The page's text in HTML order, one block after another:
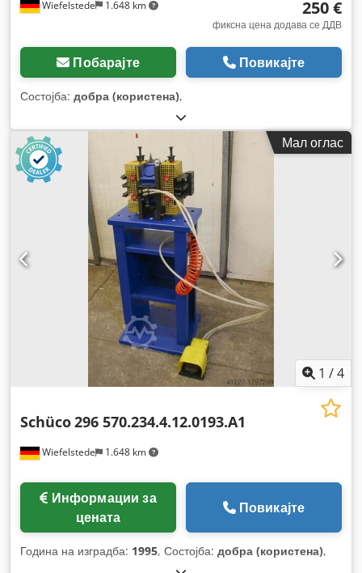
Wiefelstede 1.648 km 250 €
фиксна цена додава се ДДВ
Побарајте Повикајте
Состојба: добра (користена),
Мал оглас
1 /4
Wiefelstede 1.648 km
Schüco296 570.234.4.12.0193.A1
цената
Повикајте
Година на изградба: 1995, Состојба: добра (користена),